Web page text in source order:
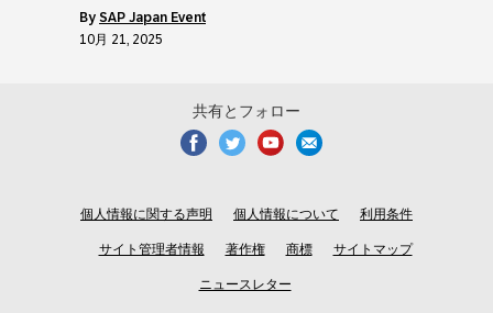
by SAP Japan Event
10月 21, 2025
共有とフォロー
個人情報に関する声明 個人情報について 利用条件
サイト管理者情報 著作権 商標 サイトマップ
ニュースレター